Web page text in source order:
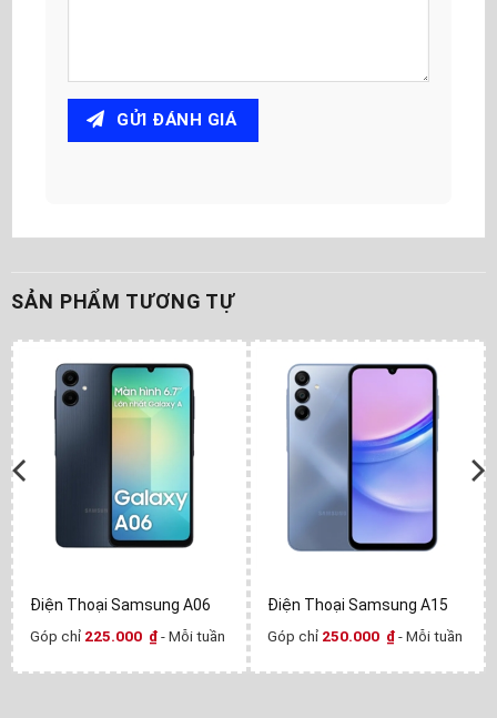
GỬI ĐÁNH GIÁ
SẢN PHẨM TƯƠNG TỰ
Điện Thoại Samsung A06
Góp chỉ 225.000 ₫- Mỗi tuần
Điện Thoại Samsung A15
Góp chỉ 250.000 ₫- Mỗi tuần